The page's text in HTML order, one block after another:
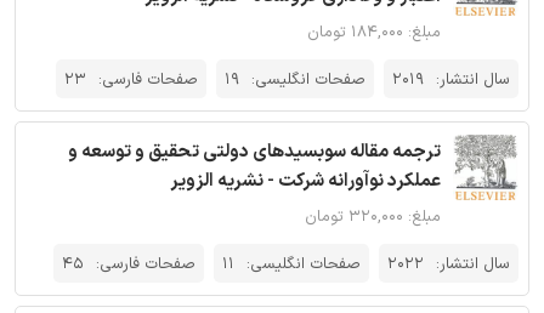
مبلغ: ۱۸۴,۰۰۰ تومان
سال انتشار: 2019 صفحات انگلیسی: 19 صفحات فارسی: 23
ترجمه مقاله سوبسیدهای دولتی تحقیق و توسعه و
عملکرد نوآورانه شرکت - نشریه الزویر
مبلغ: ۳۲۰,۰۰۰ تومان
سال انتشار: 2022 صفحات انگلیسی: 11 صفحات فارسی: 45